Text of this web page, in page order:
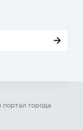
портал города